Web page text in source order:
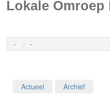
Lokale Omroep
- -
Actueel Archief